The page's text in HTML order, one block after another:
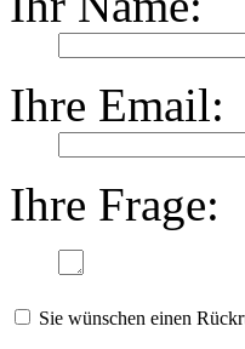
Ihre Email:
Ihre Frage:
Sie wünschen einen